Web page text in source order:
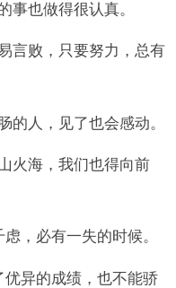
事也做得很认真。
言败，只要努力，总有
的人，见了也会感动。
火海，我们也得向前
，必有一失的时候。
异的成绩，也不能骄